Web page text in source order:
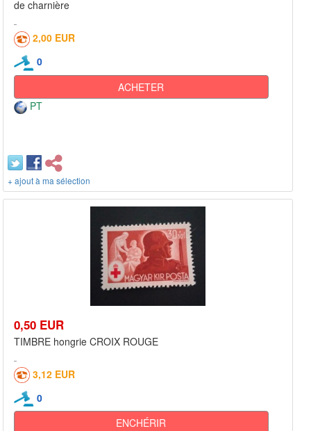
de charnière
2,00 EUR
0
ACHETER
PT
+ ajout à ma sélection
0,50 EUR
TIMBRE hongrie CROIX ROUGE
3,12 EUR
0
ENCHÉRIR